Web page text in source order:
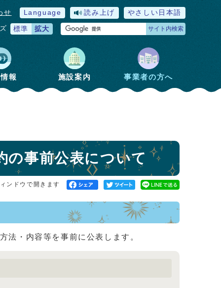
せ Language 読み上げ やさしい日本語
標準 拡大 サイト内検索
報 施設案内 事業者の方へ
の事前公表について
ンドウで開きます
法・内容等を事前に公表します。